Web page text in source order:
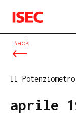
ISEC
Back
Il
aprile